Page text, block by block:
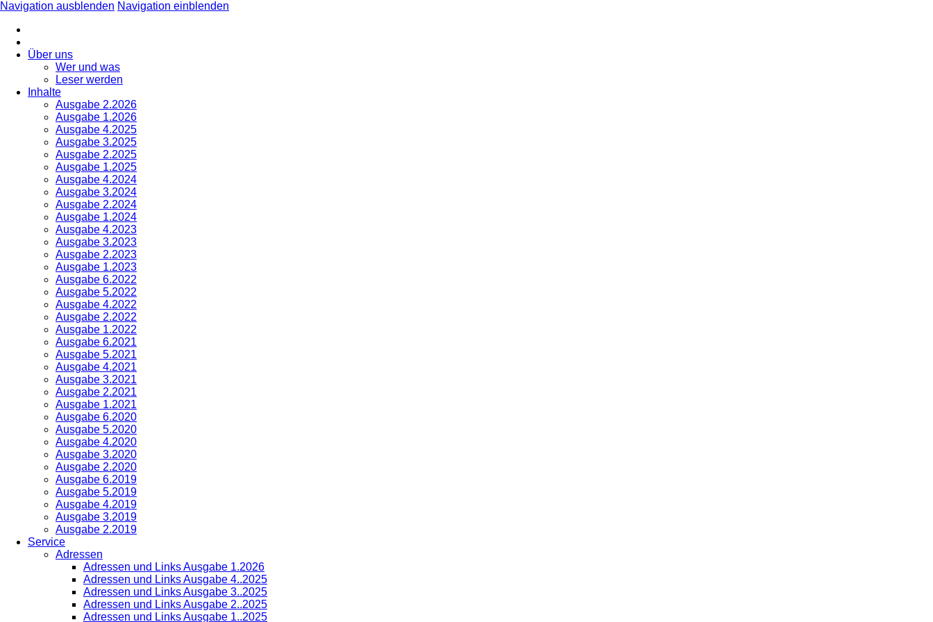
Navigation ausblenden Navigation einblenden
Über uns
Wer und was
Leser werden
Inhalte
Ausgabe 2.2026
Ausgabe 1.2026
Ausgabe 4.2025
Ausgabe 3.2025
Ausgabe 2.2025
Ausgabe 1.2025
Ausgabe 4.2024
Ausgabe 3.2024
Ausgabe 2.2024
Ausgabe 1.2024
Ausgabe 4.2023
Ausgabe 3.2023
Ausgabe 2.2023
Ausgabe 1.2023
Ausgabe 6.2022
Ausgabe 5.2022
Ausgabe 4.2022
Ausgabe 2.2022
Ausgabe 1.2022
Ausgabe 6.2021
Ausgabe 5.2021
Ausgabe 4.2021
Ausgabe 3.2021
Ausgabe 2.2021
Ausgabe 1.2021
Ausgabe 6.2020
Ausgabe 5.2020
Ausgabe 4.2020
Ausgabe 3.2020
Ausgabe 2.2020
Ausgabe 6.2019
Ausgabe 5.2019
Ausgabe 4.2019
Ausgabe 3.2019
Ausgabe 2.2019
Service
Adressen
Adressen und Links Ausgabe 1.2026
Adressen und Links Ausgabe 4..2025
Adressen und Links Ausgabe 3..2025
Adressen und Links Ausgabe 2..2025
Adressen und Links Ausgabe 1..2025